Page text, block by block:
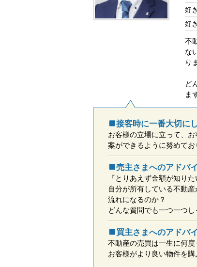
好
好
不
な
り
ど
ま
接客時に一番大切に
お客様の立場に立って、
案ができるように努めてお
売主さまへのアドバ
『とりあえず金額が知り
自分が所有している不動
流れになるのか？
どんな質問でも一つ一つ
買主さまへのアドバ
不動産の売買は一生に何
お客様がより良い物件を